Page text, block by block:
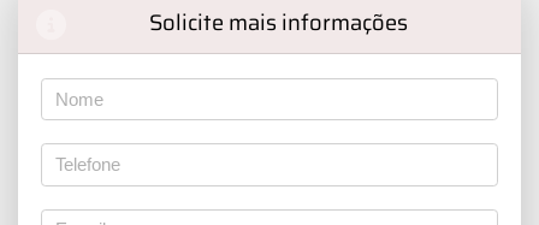
Solicite mais informações